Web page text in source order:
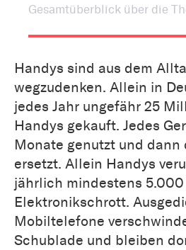
Gesamtüberblick über die
Handys sind aus dem
wegzudenken. Allein in
jedes Jahr ungefähr 25
Handys gekauft. Jedes
Monate genutzt und dann
ersetzt. Allein Handys
jährlich mindestens 5.000
Elektronikschrott.
Mobiltelefone
Schublade und bleiben